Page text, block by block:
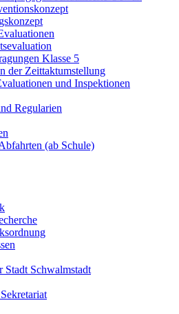
Klasse 5
der Zeittaktumstellung
und Inspektionen
Regularien
(ab Schule)
Stadt Schwalmstadt